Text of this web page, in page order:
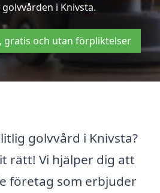
i Knivsta.
gratis och utan förpliktelser
golvvård i Knivsta?
rätt! Vi hjälper dig att
företag som erbjuder